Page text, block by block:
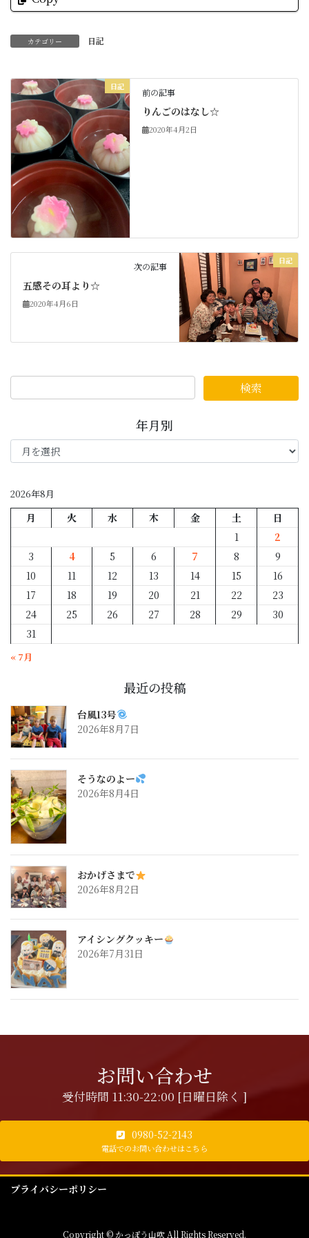
カテゴリー 日記
日記
前の記事
りんごのはなし☆
2020年4月2日
日記
次の記事
五感その耳より☆
2020年4月6日
年月別
年
月
2026年8月
月 火 水 木 金 土
日
1
2
3
4 5 6 7 8
9
10
11 12 13 14 15
16
17
18 19 20 21 22
23
24
25 26 27 28 29
30
31
« 7月
最近の投稿
台風13号
2026年8月7日
そうなのよー
2026年8月4日
おかげさまで
2026年8月2日
アイシングクッキー
2026年7月31日
お問い合わせ
受付時間 11:30-22:00 [日曜日除く ]
0980-52-2143
電話でのお問い合わせはこちら
プライバシーポリシー
Copyright © かっぽう山吹 All Rights Reserved.